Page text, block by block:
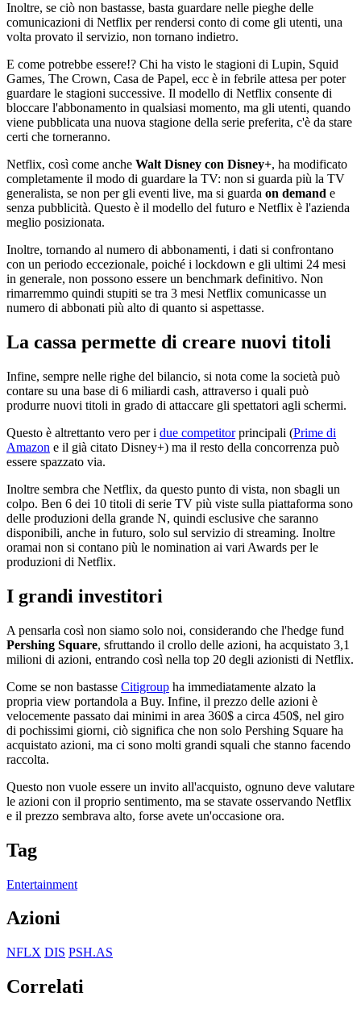
Inoltre, se ciò non bastasse, basta guardare nelle pieghe delle
comunicazioni di Netflix per rendersi conto di come gli utenti, una
volta provato il servizio, non tornano indietro.
E come potrebbe essere!? Chi ha visto le stagioni di Lupin, Squid
Games, The Crown, Casa de Papel, ecc è in febrile attesa per poter
guardare le stagioni successive. Il modello di Netflix consente di
bloccare l'abbonamento in qualsiasi momento, ma gli utenti, quando
viene pubblicata una nuova stagione della serie preferita, c'è da stare
certi che torneranno.
Netflix, così come anche Walt Disney con Disney+, ha modificato
completamente il modo di guardare la TV: non si guarda più la TV
generalista, se non per gli eventi live, ma si guarda on demand e
senza pubblicità. Questo è il modello del futuro e Netflix è l'azienda
meglio posizionata.
Inoltre, tornando al numero di abbonamenti, i dati si confrontano
con un periodo eccezionale, poiché i lockdown e gli ultimi 24 mesi
in generale, non possono essere un benchmark definitivo. Non
rimarremmo quindi stupiti se tra 3 mesi Netflix comunicasse un
numero di abbonati più alto di quanto si aspettasse.
La cassa permette di creare nuovi titoli
Infine, sempre nelle righe del bilancio, si nota come la società può
contare su una base di 6 miliardi cash, attraverso i quali può
produrre nuovi titoli in grado di attaccare gli spettatori agli schermi.
Questo è altrettanto vero per i due competitorprincipali (Prime di
Amazon e il già citato Disney+) ma il resto della concorrenza può
essere spazzato via.
Inoltre sembra che Netflix, da questo punto di vista, non sbagli un
colpo. Ben 6 dei 10 titoli di serie TV più viste sulla piattaforma sono
delle produzioni della grande N, quindi esclusive che saranno
disponibili, anche in futuro, solo sul servizio di streaming. Inoltre
oramai non si contano più le nomination ai vari Awards per le
produzioni di Netflix.
I grandi investitori
A pensarla così non siamo solo noi, considerando che l'hedge fund
Pershing Square, sfruttando il crollo delle azioni, ha acquistato 3,1
milioni di azioni, entrando così nella top 20 degli azionisti di Netflix.
Come se non bastasse Citigroup ha immediatamente alzato la
propria view portandola a Buy. Infine, il prezzo delle azioni è
velocemente passato dai minimi in area 360$ a circa 450$, nel giro
di pochissimi giorni, ciò significa che non solo Pershing Square ha
acquistato azioni, ma ci sono molti grandi squali che stanno facendo
raccolta.
Questo non vuole essere un invito all'acquisto, ognuno deve valutare
le azioni con il proprio sentimento, ma se stavate osservando Netflix
e il prezzo sembrava alto, forse avete un'occasione ora.
Tag
Entertainment
Azioni
NFLX DIS PSH.AS
Correlati